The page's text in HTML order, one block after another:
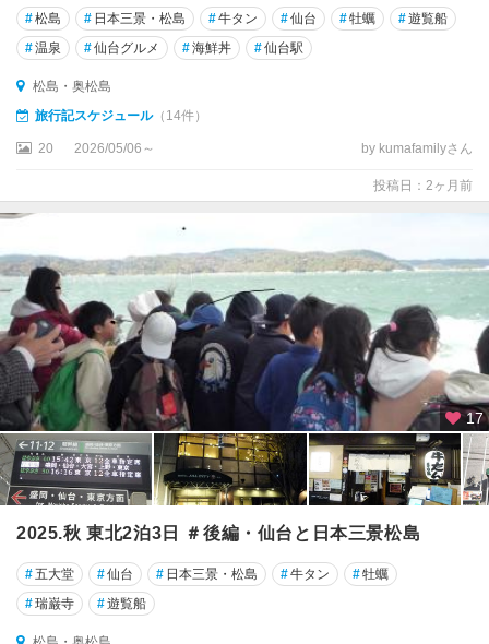
牡
鹿
半
島
鬼
首
子
古
川
白
石
・
宮
城
蔵
王
・
沼
#松島 # 日本三景・松島 #牛タン #仙台 #牡蠣 #遊覧船
#温泉 #仙台グルメ #海鮮丼 #仙台駅
松島・奥松島
旅行記スケジュール（14件）
20 2026/05/06～ by kumafamilyさん
投稿日：2ヶ月前
17
2025.秋 東北2泊3日 ＃後編・仙台と日本三景松島
#五大堂 #仙台 # 日本三景・松島 #牛タン #牡蠣
#瑞巌寺 #遊覧船